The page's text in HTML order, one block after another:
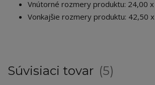
Vnútorné rozmery produktu: 24,00
Vonkajšie rozmery produktu: 42,50
Súvisiaci tovar 5